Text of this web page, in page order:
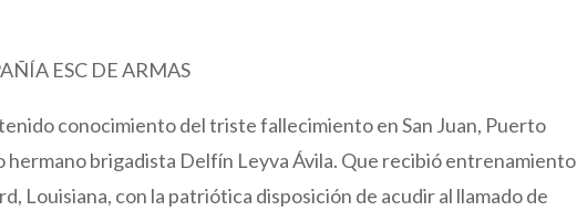
ESC DE ARMAS
conocimiento del triste fallecimiento en San Juan, Puerto
hermano brigadista Delfín Leyva Ávila. Que recibió entrenamiento
Louisiana, con la patriótica disposición de acudir al llamado de